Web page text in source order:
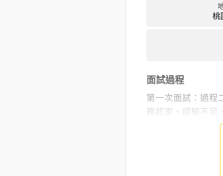
桃
面試過程
第一次面試：過程
務起家。經驗不足